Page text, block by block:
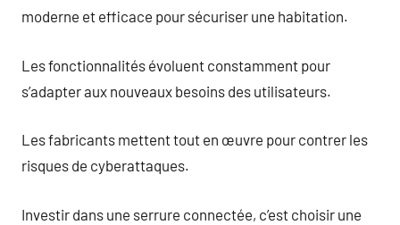
moderne et efficace pour sécuriser une habitation.
Les fonctionnalités évoluent constamment pour
s’adapter aux nouveaux besoins des utilisateurs.
Les fabricants mettent tout en œuvre pour contrer les
risques de cyberattaques.
Investir dans une serrure connectée, c’est choisir une